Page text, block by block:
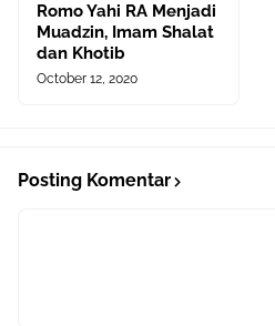
Romo Yahi RA Menjadi
Muadzin, Imam Shalat
dan Khotib
October 12, 2020
Posting Komentar